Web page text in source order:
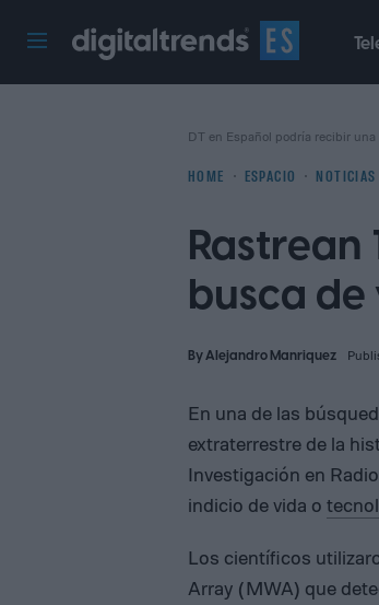
HOME ESPACIO NOTICIAS
DT en Español podría recibir
Rastrean
busca
ByAlejandro Manriquez
En una de las
extraterrestre de la
Investigación en
indicio de vida o
Los científicos
Array (MWA) que